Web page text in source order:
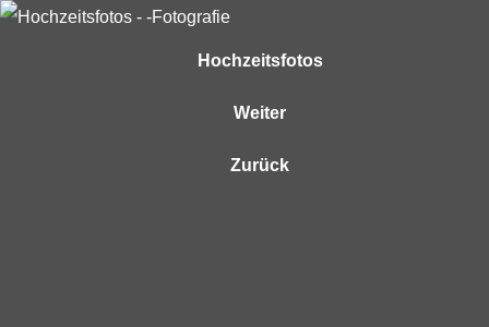
Hochzeitsfotos
Weiter
Zurück